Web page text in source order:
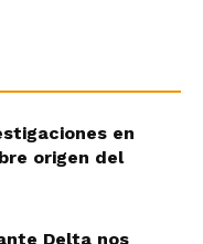
en
origen del
Delta nos